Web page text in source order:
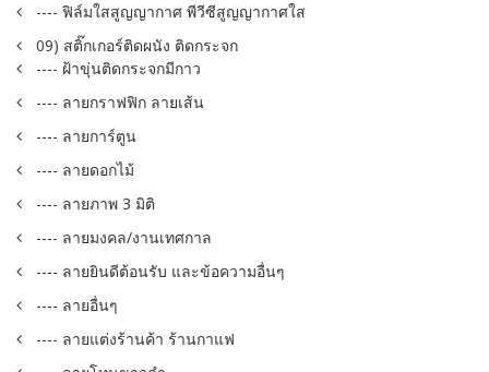
---- ฟิล์มใสสูญญากาศ พีวีซีสูญญากาศใส
09) สติ๊กเกอร์ติดผนัง ติดกระจก
---- ฝ้าขุ่นติดกระจกมีกาว
---- ลายกราฟฟิก ลายเส้น
---- ลายการ์ตูน
---- ลายดอกไม้
---- ลายภาพ 3 มิติ
---- ลายมงคล/งานเทศกาล
---- ลายยินดีต้อนรับ และข้อความอื่นๆ
---- ลายอื่นๆ
---- ลายแต่งร้านค้า ร้านกาแฟ